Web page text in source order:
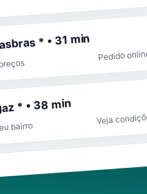
* • 31 min
Pedido
* • 38 min
bairro
Veja